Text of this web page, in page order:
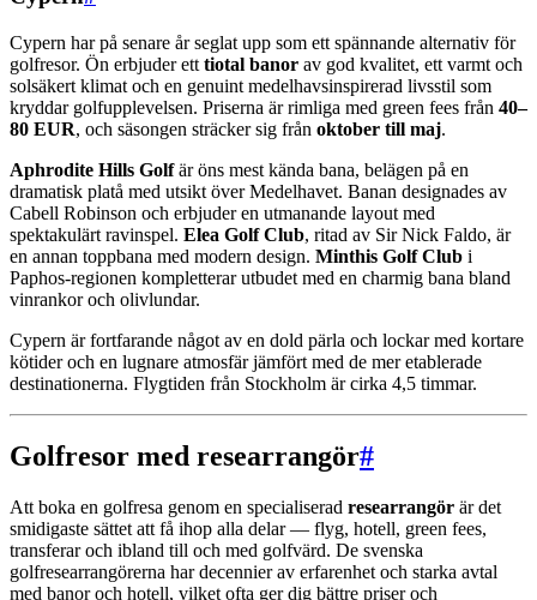
Cypern har på senare år seglat upp som ett spännande alternativ för
golfresor. Ön erbjuder ett tiotal banor av god kvalitet, ett varmt och
solsäkert klimat och en genuint medelhavsinspirerad livsstil som
kryddar golfupplevelsen. Priserna är rimliga med green fees från 40–
80 EUR, och säsongen sträcker sig från oktober till maj.
Aphrodite Hills Golfär öns mest kända bana, belägen på en
dramatisk platå med utsikt över Medelhavet. Banan designades av
Cabell Robinson och erbjuder en utmanande layout med
spektakulärt ravinspel. Elea Golf Club, ritad av Sir Nick Faldo, är
en annan toppbana med modern design. Minthis Golf Club i
Paphos-regionen kompletterar utbudet med en charmig bana bland
vinrankor och olivlundar.
Cypern är fortfarande något av en dold pärla och lockar med kortare
kötider och en lugnare atmosfär jämfört med de mer etablerade
destinationerna. Flygtiden från Stockholm är cirka 4,5 timmar.
Golfresor med researrangör#
Att boka en golfresa genom en specialiserad researrangör är det
smidigaste sättet att få ihop alla delar — flyg, hotell, green fees,
transferar och ibland till och med golfvärd. De svenska
golfresearrangörerna har decennier av erfarenhet och starka avtal
med banor och hotell, vilket ofta ger dig bättre priser och